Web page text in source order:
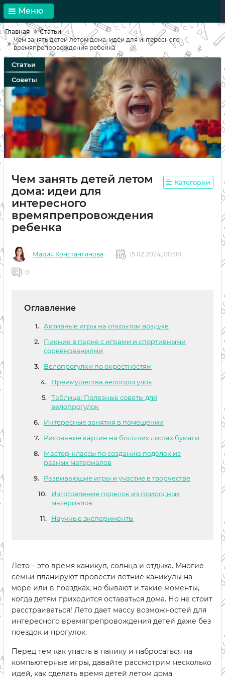
Меню
Главная
Статьи
Чем занять детей летом дома: идеи для интересного
времяпрепровождения ребенка
Статьи
Советы
Чем занять детей летом
дома: идеи для
интересного
времяпрепровождения
ребенка
Категории
Мария Константинова 15 02 2024, 00:00
0
Оглавление
Активные игры на открытом воздухе
Пикник в парке с играми и спортивными
соревнованиями
Велопрогулки по окрестностям
Преимущества велопрогулок
Таблица: Полезные советы для
велопрогулок
Интересные занятия в помещении
Рисование картин на больших листах бумаги
Мастер-классы по созданию поделок из
разных материалов
Развивающие игры и участие в творчестве
Изготовление поделок из природных
материалов
Научные эксперименты
Лето – это время каникул, солнца и отдыха. Многие
семьи планируют провести летние каникулы на
море или в поездках, но бывают и такие моменты,
когда детям приходится оставаться дома. Но не стоит
расстраиваться! Лето дает массу возможностей для
интересного времяпрепровождения детей даже без
поездок и прогулок.
Перед тем как упасть в панику и набросаться на
компьютерные игры, давайте рассмотрим несколько
идей, как сделать время детей летом дома